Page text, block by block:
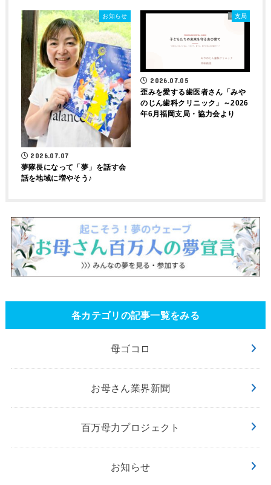
お知らせ
2026.07.07
夢隊長になって「夢」を話す会
話を地域に増やそう♪
支局
2026.07.05
歪みを愛する歯医者さん「みや
のじん歯科クリニック」～2026
年6月福岡支局・協力会より
各カテゴリの記事一覧をみる
母ゴコロ
お母さん業界新聞
百万母力プロジェクト
お知らせ